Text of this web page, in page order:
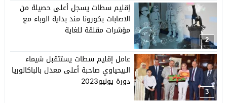
2
إقليم سطات يسجل أعلى حصيلة من
الاصابات بكورونا مند بداية الوباء مع
مؤشرات مقلقة للغاية
3
عامل إقليم سطات يستتقبل شيماء
البيحياوي صاحبة أعلى معدل بالباكالوريا
دورة يونيو2023